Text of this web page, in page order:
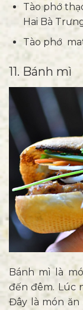
Tào phớ
Hai Bà
Tào phớ
11. Bánh mì
Bánh mì là
đến đêm. Lúc
Đây là món